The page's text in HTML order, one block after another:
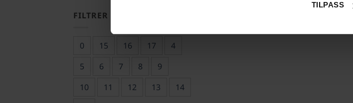
TILPASS
FILTRER ETTER ALDER
0 15 16 17
4
5
6 7 8
9
10
11 12 13
14